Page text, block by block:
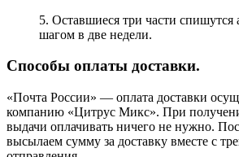
5. Оставшиеся три части спишутся
шагом в две недели.
Способы оплаты доставки.
«Почта России» — оплата доставки
компанию «Цитрус Микс». При
выдачи оплачивать ничего не нужно.
высылаем сумму за доставку вместе с